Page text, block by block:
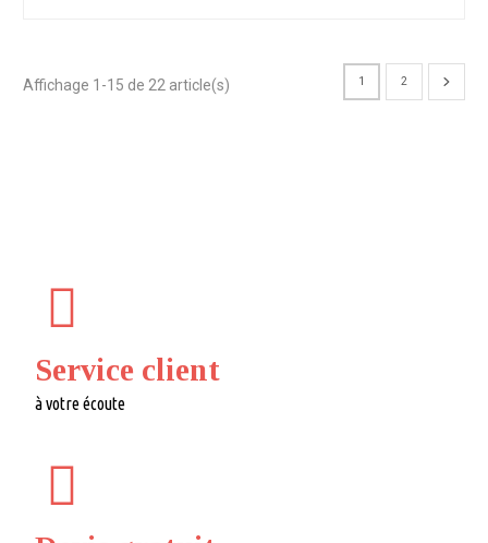
Affichage 1-15 de 22 article(s) 1 2
Service client
à votre écoute